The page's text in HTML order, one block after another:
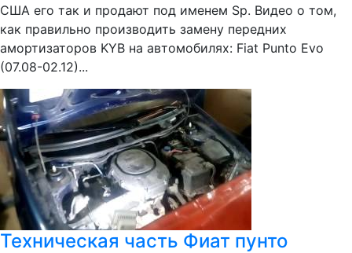
США его так и продают под именем Sp. Видео о том,
как правильно производить замену передних
амортизаторов KYB на автомобилях: Fiat Punto Evo
(07.08-02.12)...
Техническая часть Фиат пунто